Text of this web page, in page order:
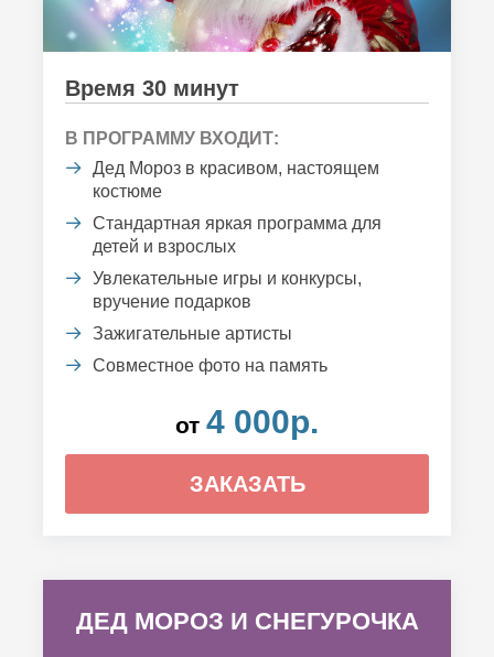
Время 30 минут
В ПРОГРАММУ ВХОДИТ:
Дед Мороз в красивом, настоящем
костюме
Стандартная яркая программа для
детей и взрослых
Увлекательные игры и конкурсы,
вручение подарков
Зажигательные артисты
Совместное фото на память
от 4 000р.
ЗАКАЗАТЬ
ДЕД МОРОЗ И СНЕГУРОЧКА